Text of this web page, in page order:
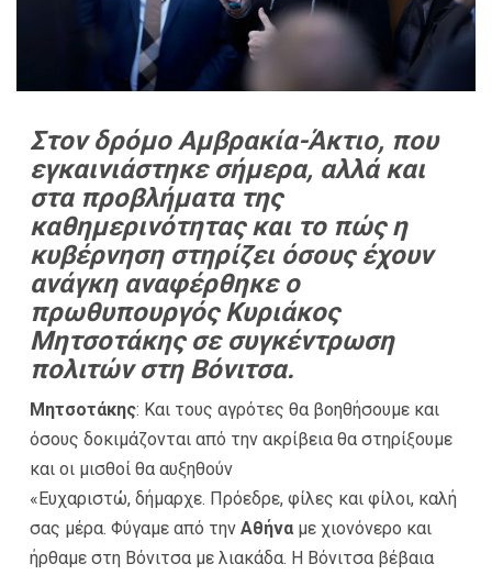
Στον δρόμο Αμβρακία-Άκτιο, που
εγκαινιάστηκε σήμερα, αλλά και
στα προβλήματα της
καθημερινότητας και το πώς η
κυβέρνηση στηρίζει όσους έχουν
ανάγκη αναφέρθηκε ο
πρωθυπουργός Κυριάκος
Μητσοτάκης σε συγκέντρωση
πολιτών στη Βόνιτσα.
Μητσοτάκης: Και τους αγρότες θα βοηθήσουμε και
όσους δοκιμάζονται από την ακρίβεια θα στηρίξουμε
και οι μισθοί θα αυξηθούν
«Ευχαριστώ, δήμαρχε. Πρόεδρε, φίλες και φίλοι, καλή
σας μέρα. Φύγαμε από την Αθήνα με χιονόνερο και
ήρθαμε στη Βόνιτσα με λιακάδα. Η Βόνιτσα βέβαια